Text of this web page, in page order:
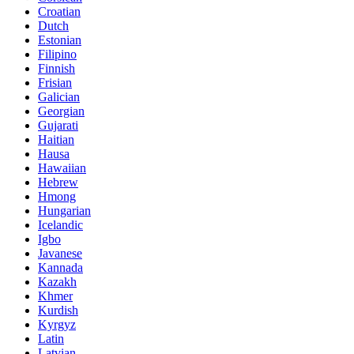
Croatian
Dutch
Estonian
Filipino
Finnish
Frisian
Galician
Georgian
Gujarati
Haitian
Hausa
Hawaiian
Hebrew
Hmong
Hungarian
Icelandic
Igbo
Javanese
Kannada
Kazakh
Khmer
Kurdish
Kyrgyz
Latin